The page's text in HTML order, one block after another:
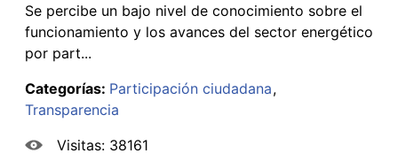
Se percibe un bajo nivel de conocimiento sobre el
funcionamiento y los avances del sector energético
por part...
Categorías: Participación ciudadana
Transparencia
Visitas: 38161